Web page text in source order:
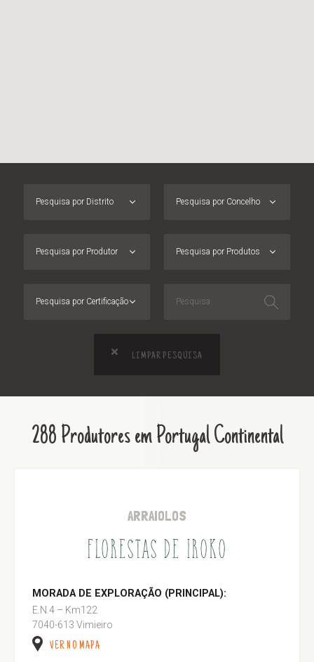
Pesquisa por Distrito Pesquisa por Concelho
Pesquisa por Produtor Pesquisa por Produtos
Pesquisa por Certificação
LIMPAR PESQUISA
288 Produtores em Portugal Continental
ARRAIOLOS
FLORESTAS DE IROKO
MORADA DE EXPLORAÇÃO (PRINCIPAL):
E.N.4 – Km122
7040-613 Vimieiro
VER NO MAPA